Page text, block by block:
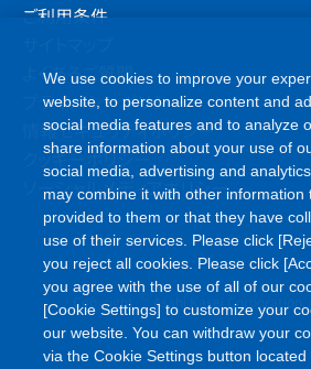
ご利用条件
よくあるご質問
プライバシーポリシー
情報セキュリティポリシー
クッキーポリシー
ソーシャルメディアポリシー
Copyright © Asahi Kasei Corporation.
We use cookies to improve your
website, to personalize content and
social media features and to analyze
share information about your use of
social media, advertising and
may combine it with other information
provided to them or that they have
use of their services. Please click
you reject all cookies. Please click
you agree with the use of all of our
[Cookie Settings] to customize your
our website. You can withdraw your
via the Cookie Settings button